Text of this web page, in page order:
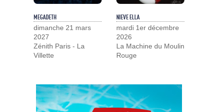
MEGADETH
dimanche 21 mars
2027
Zénith Paris - La
Villette
NIEVE ELLA
mardi 1er décembre
2026
La Machine du Moulin
Rouge